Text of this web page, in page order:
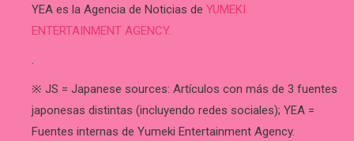
YEA es la Agencia de Noticias de YUMEKI
ENTERTAINMENT AGENCY.
.
※ JS = Japanese sources: Artículos con más de 3 fuentes
japonesas distintas (incluyendo redes sociales); YEA =
Fuentes internas de Yumeki Entertainment Agency.